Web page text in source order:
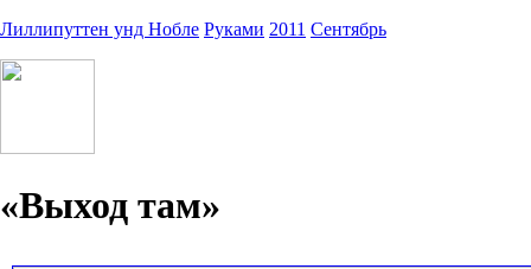
Лиллипуттен унд Нобле Руками 2011 Сентябрь
«Выход там»